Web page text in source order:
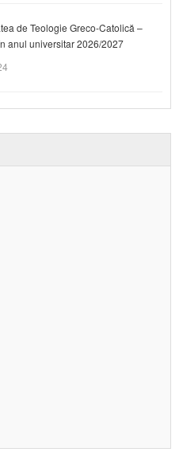
de Teologie Greco-Catolică –
anul universitar 2026/2027